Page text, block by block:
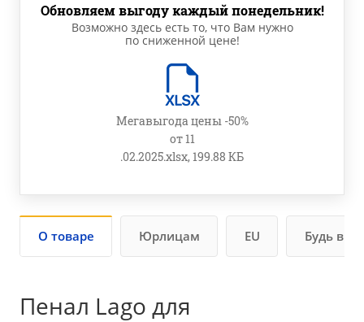
Обновляем выгоду каждый понедельник!
Возможно здесь есть то, что Вам нужно
по сниженной цене!
Мегавыгода цены -50%
от 11
.02.2025.xlsx, 199.88 КБ
О товаре Юрлицам EU Будь в
Пенал Lago для